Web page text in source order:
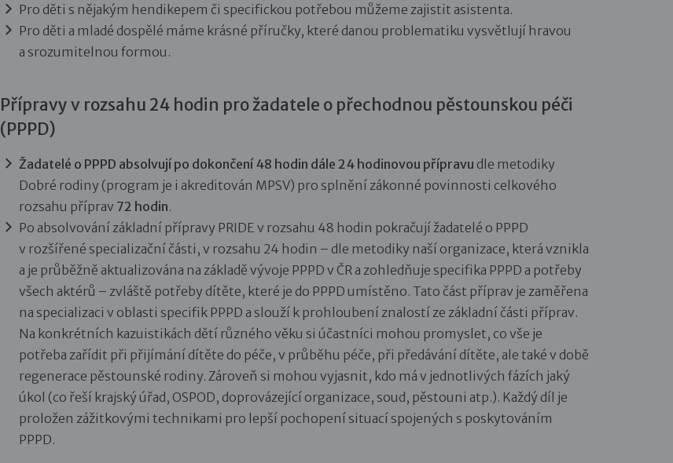
Pro děti s nějakým hendikepem či specifickou potřebou můžeme zajistit asistenta.
Pro děti a mladé dospělé máme krásné příručky, které danou problematiku vysvětlují hravou
a srozumitelnou formou.
Přípravy v rozsahu 24 hodin pro žadatele o přechodnou pěstounskou péči
(PPPD)
Žadatelé o PPPD absolvují po dokončení 48 hodin dále 24 hodinovou přípravu dle metodiky
Dobré rodiny (program je i akreditován MPSV) pro splnění zákonné povinnosti celkového
rozsahu příprav 72 hodin.
Po absolvování základní přípravy PRIDE v rozsahu 48 hodin pokračují žadatelé o PPPD
v rozšířené specializační části, v rozsahu 24 hodin – dle metodiky naší organizace, která vznikla
a je průběžně aktualizována na základě vývoje PPPD v ČR a zohledňuje specifika PPPD a potřeby
všech aktérů – zvláště potřeby dítěte, které je do PPPD umístěno. Tato část příprav je zaměřena
na specializaci v oblasti specifik PPPD a slouží k prohloubení znalostí ze základní části příprav.
Na konkrétních kazuistikách dětí různého věku si účastníci mohou promyslet, co vše je
potřeba zařídit při přijímání dítěte do péče, v průběhu péče, při předávání dítěte, ale také v době
regenerace pěstounské rodiny. Zároveň si mohou vyjasnit, kdo má v jednotlivých fázích jaký
úkol (co řeší krajský úřad, OSPOD, doprovázející organizace, soud, pěstouni atp.). Každý díl je
proložen zážitkovými technikami pro lepší pochopení situací spojených s poskytováním
PPPD.